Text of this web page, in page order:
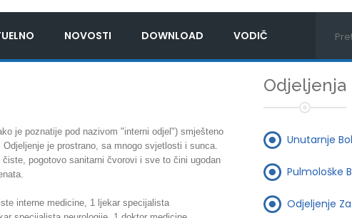
NOVOSTI DOWNLOAD VODIČ
je poznatije pod nazivom "interni odjel") smješteno
je prostrano, sa mnogo svjetlosti i sunca.
pogotovo sanitarni čvorovi i sve to čini ugodan
interne medicine, 1 ljekar specijalista
Odjeljenja
Unutarnje
Pulmološke
Odjeljenje